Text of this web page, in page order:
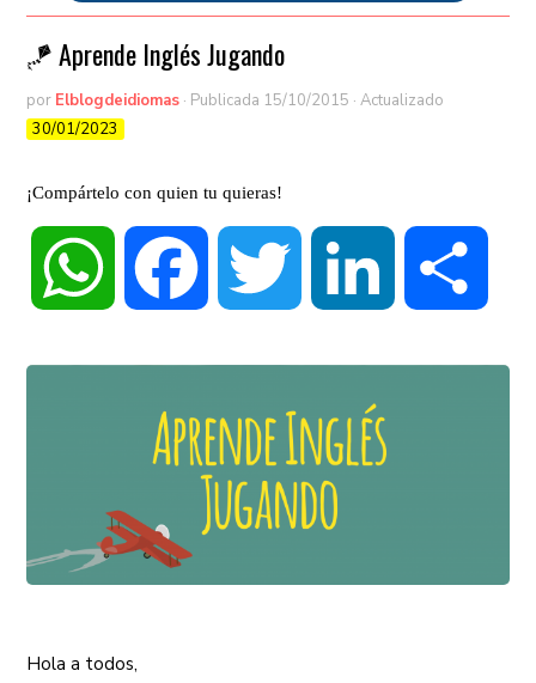
🪁 Aprende Inglés Jugando
por Elblogdeidiomas · Publicada 15/10/2015 · Actualizado
30/01/2023
¡Compártelo con quien tu quieras!
WhatsApp Facebook Twitter LinkedIn
Hola a todos,